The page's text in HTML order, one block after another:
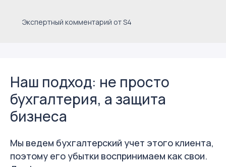
Экспертный комментарий от S4
Наш подход: не просто
бухгалтерия, а защита
бизнеса
Мы ведем бухгалтерский учет этого клиента,
поэтому его убытки воспринимаем как свои.